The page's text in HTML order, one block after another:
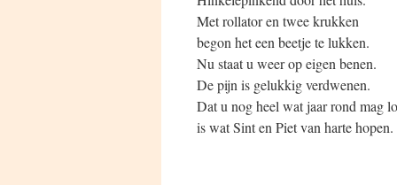
Met rollator en twee krukken
begon het een beetje te lukken.
Nu staat u weer op eigen benen.
De pijn is gelukkig verdwenen.
Dat u nog heel wat jaar rond mag
is wat Sint en Piet van harte hopen.